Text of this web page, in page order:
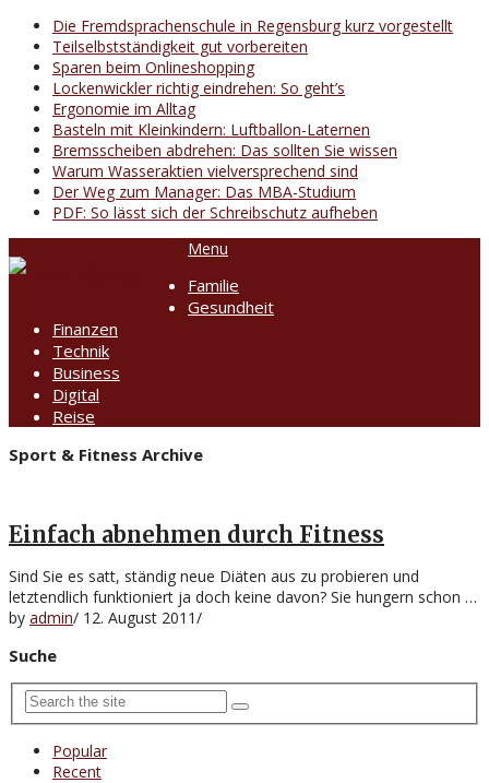
Die Fremdsprachenschule in Regensburg kurz vorgestellt
Teilselbstständigkeit gut vorbereiten
Sparen beim Onlineshopping
Lockenwickler richtig eindrehen: So geht’s
Ergonomie im Alltag
Basteln mit Kleinkindern: Luftballon-Laternen
Bremsscheiben abdrehen: Das sollten Sie wissen
Warum Wasseraktien vielversprechend sind
Der Weg zum Manager: Das MBA-Studium
PDF: So lässt sich der Schreibschutz aufheben
Menu
Familie
Gesundheit
Finanzen
Technik
Business
Digital
Reise
Sport & Fitness Archive
Einfach abnehmen durch Fitness
Sind Sie es satt, ständig neue Diäten aus zu probieren und
letztendlich funktioniert ja doch keine davon? Sie hungern schon …
by admin/ 12. August 2011/
Suche
Popular
Recent